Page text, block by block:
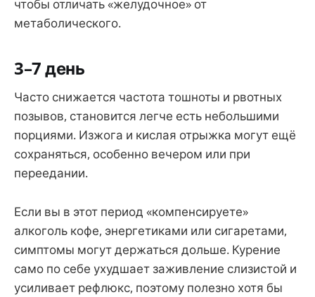
чтобы отличать «желудочное» от
метаболического.
3–7 день
Часто снижается частота тошноты и рвотных
позывов, становится легче есть небольшими
порциями. Изжога и кислая отрыжка могут ещё
сохраняться, особенно вечером или при
переедании.
Если вы в этот период «компенсируете»
алкоголь кофе, энергетиками или сигаретами,
симптомы могут держаться дольше. Курение
само по себе ухудшает заживление слизистой и
усиливает рефлюкс, поэтому полезно хотя бы